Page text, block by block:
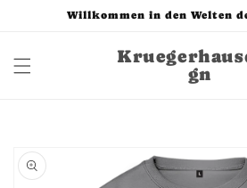
Willkommen in den Welten
gn